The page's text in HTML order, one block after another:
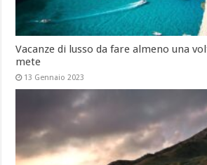
Vacanze di lusso da fare almeno una
mete
13 Gennaio 2023